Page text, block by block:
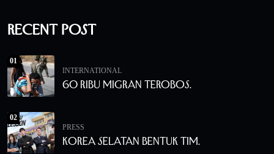
Recent Post
01
INTERNATIONAL
60 Ribu Migran Terobos.
02
PRESS
Korea Selatan Bentuk Tim.